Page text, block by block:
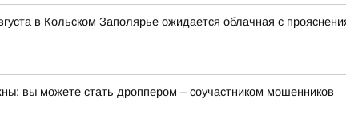
в Кольском Заполярье ожидается облачная с
вы можете стать дроппером – соучастником мошенников